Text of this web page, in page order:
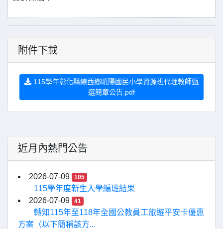
附件下載
115學年彰化縣線西鄉曉陽國民小學資源班代理教師甄
選簡章公告.pdf
近月內熱門公告
2026-07-09 105
115學年度新生入學編班結果
2026-07-09
41
轉知115年至118年全國公教員工旅遊平安卡優惠
方案（以下簡稱該方...